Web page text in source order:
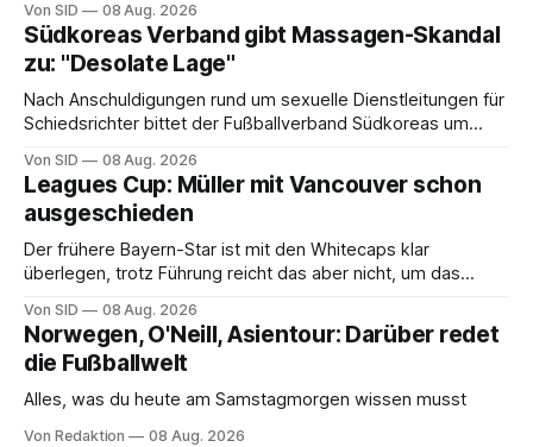
Von SID 08 Aug. 2026
Südkoreas Verband gibt Massagen-Skandal
zu: "Desolate Lage"
Nach Anschuldigungen rund um sexuelle Dienstleitungen für
Schiedsrichter bittet der Fußballverband Südkoreas um
Von SID 08 Aug. 2026
Leagues Cup: Müller mit Vancouver schon
ausgeschieden
Der frühere Bayern-Star ist mit den Whitecaps klar
überlegen, trotz Führung reicht das aber nicht, um das
Von SID 08 Aug. 2026
Norwegen, O'Neill, Asientour: Darüber redet
die Fußballwelt
Alles, was du heute am Samstagmorgen wissen musst
Von Redaktion 08 Aug. 2026